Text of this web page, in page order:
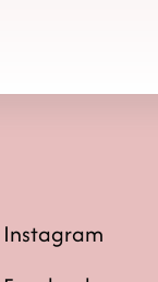
Instagram